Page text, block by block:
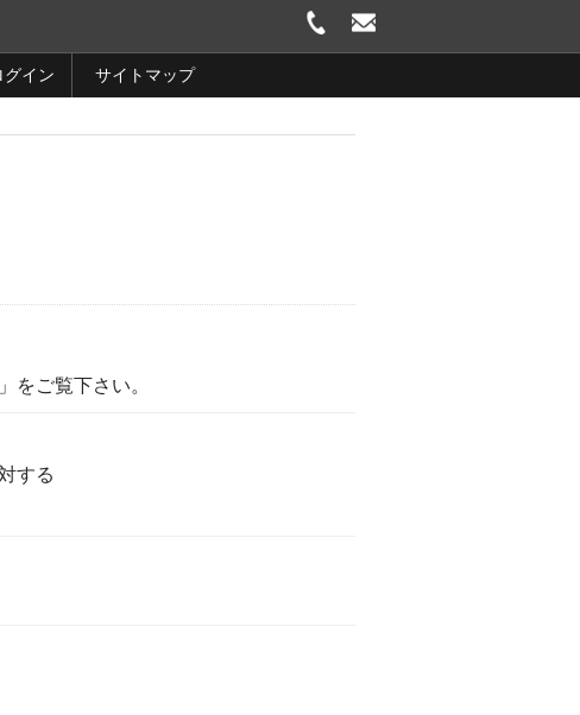
グイン サイトマップ
をご覧下さい。
する